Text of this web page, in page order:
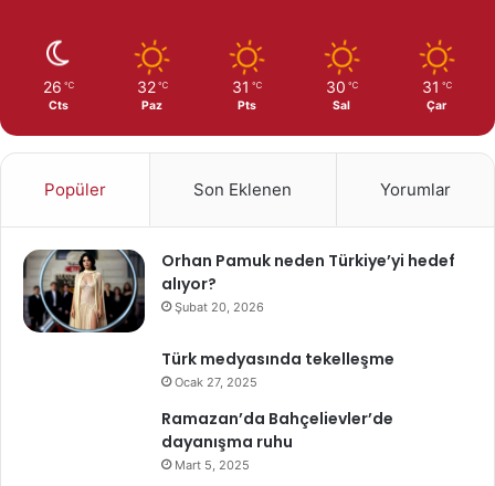
26 ℃
Cts
32 ℃
Paz
31 ℃
Pts
30 ℃
Sal
31 ℃
Çar
Popüler Son Eklenen Yorumlar
Orhan Pamuk neden Türkiye’yi hedef
alıyor?
Şubat 20, 2026
Türk medyasında tekelleşme
Ocak 27, 2025
Ramazan’da Bahçelievler’de
dayanışma ruhu
Mart 5, 2025